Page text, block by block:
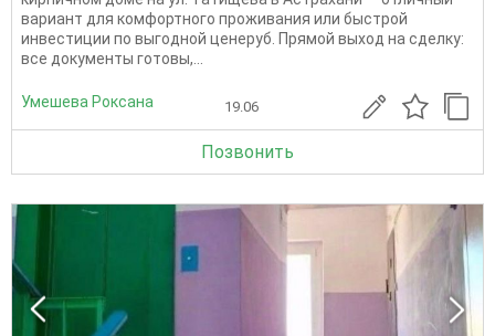
вариант для комфортного проживания или быстрой
инвестиции по выгодной ценеруб. Прямой выход на сделку:
все документы готовы,...
Умешева Роксана 19.06
Позвонить